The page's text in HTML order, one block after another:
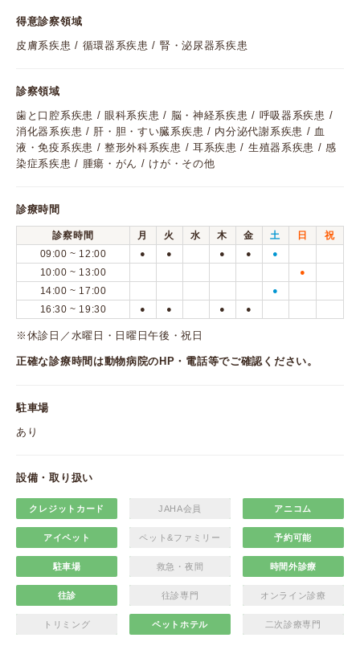
得意診察領域
皮膚系疾患 / 循環器系疾患 / 腎・泌尿器系疾患
診察領域
歯と口腔系疾患 / 眼科系疾患 / 脳・神経系疾患 / 呼吸器系疾患 /
消化器系疾患 / 肝・胆・すい臓系疾患 / 内分泌代謝系疾患 / 血
液・免疫系疾患 / 整形外科系疾患 / 耳系疾患 / 生殖器系疾患 / 感
染症系疾患 / 腫瘍・がん / けが・その他
診療時間
診察時間 月 火 水 木 金 土 日
祝
09:00 ~ 12:00
● ● ● ● ●
10:00 ~ 13:00 ●
14:00 ~ 17:00 ●
16:30 ~ 19:30 ● ● ● ●
※休診日／水曜日・日曜日午後・祝日
正確な診療時間は動物病院のHP・電話等でご確認ください。
駐車場
あり
設備・取り扱い
クレジットカード JAHA会員 アニコム
アイペット ペット&ファミリー 予約可能
駐車場 救急・夜間 時間外診療
往診 往診専門 オンライン診療
トリミング ペットホテル 二次診療専門